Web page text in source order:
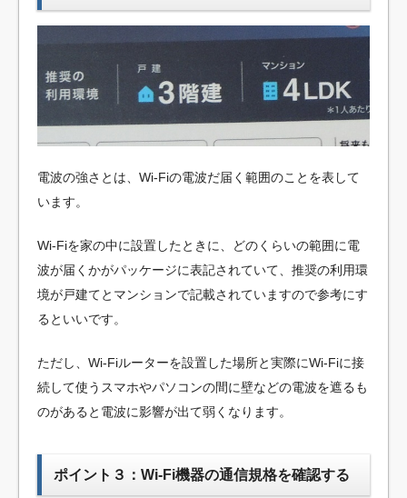
電波の強さとは、Wi-Fiの電波だ届く範囲のことを表して
います。
Wi-Fiを家の中に設置したときに、どのくらいの範囲に電
波が届くかがパッケージに表記されていて、推奨の利用環
境が戸建てとマンションで記載されていますので参考にす
るといいです。
ただし、Wi-Fiルーターを設置した場所と実際にWi-Fiに接
続して使うスマホやパソコンの間に壁などの電波を遮るも
のがあると電波に影響が出て弱くなります。
ポイント３：Wi-Fi機器の通信規格を確認する